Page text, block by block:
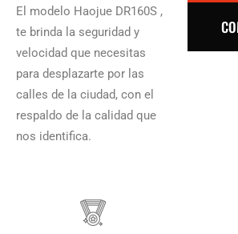
El modelo Haojue DR160S ,
te brinda la seguridad y
velocidad que necesitas
para desplazarte por las
calles de la ciudad, con el
respaldo de la calidad que
nos identifica.